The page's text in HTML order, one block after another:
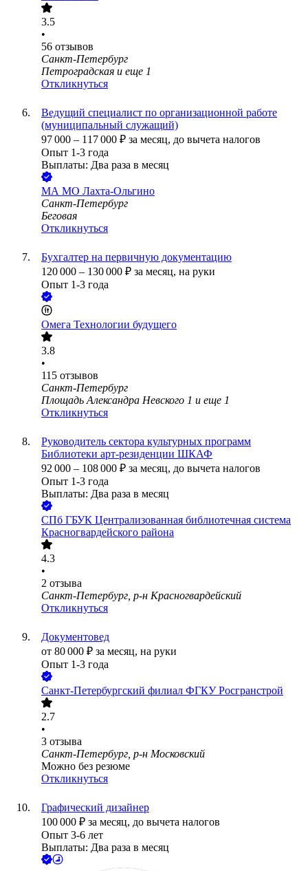
3.5
•
56 отзывов
Санкт-Петербург
Петроградская и еще 1
Откликнуться
Ведущий специалист по организационной работе
(муниципальный служащий)
97 000 – 117 000 ₽ за месяц, до вычета налогов
Опыт 1-3 года
Выплаты: Два раза в месяц
МА МО Лахта-Ольгино
Санкт-Петербург
Беговая
Откликнуться
Бухгалтер на первичную документацию
120 000 – 130 000 ₽ за месяц, на руки
Опыт 1-3 года
Омега Технологии будущего
3.8
•
115 отзывов
Санкт-Петербург
Площадь Александра Невского 1 и еще 1
Откликнуться
Руководитель сектора культурных программ
Библиотеки арт-резиденции ШКАФ
92 000 – 108 000 ₽ за месяц, до вычета налогов
Опыт 1-3 года
Выплаты: Два раза в месяц
СПб ГБУК Централизованная библиотечная система
Красногвардейского района
4.3
•
2 отзыва
Санкт-Петербург, р-н Красногвардейский
Откликнуться
Документовед
от 80 000 ₽ за месяц, на руки
Опыт 1-3 года
Санкт-Петербургский филиал ФГКУ Росгранстрой
2.7
•
3 отзыва
Санкт-Петербург, р-н Московский
Можно без резюме
Откликнуться
Графический дизайнер
100 000 ₽ за месяц, до вычета налогов
Опыт 3-6 лет
Выплаты: Два раза в месяц